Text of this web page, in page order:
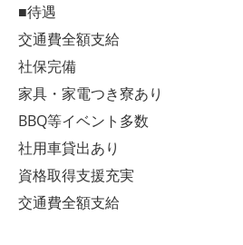
■待遇
交通費全額支給
社保完備
家具・家電つき寮あり
BBQ等イベント多数
社用車貸出あり
資格取得支援充実
交通費全額支給